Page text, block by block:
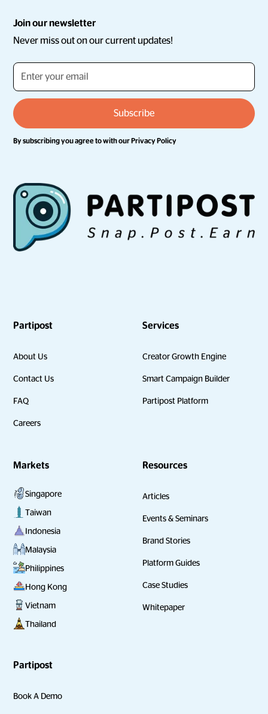
Join our newsletter
Never miss out on our current updates!
By subscribing you agree to with ourPrivacy Policy
Partipost
About Us
Contact Us
FAQ
Careers
Services
Creator Growth Engine
Smart Campaign Builder
Partipost Platform
Markets
Singapore
Taiwan
Indonesia
Malaysia
Philippines
Hong Kong
Vietnam
Thailand
Resources
Articles
Events & Seminars
Brand Stories
Platform Guides
Case Studies
Whitepaper
Partipost
Book A Demo